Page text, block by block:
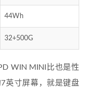
44Wh
32+500G
WIN MINI比也是性
英寸屏幕，就是键盘